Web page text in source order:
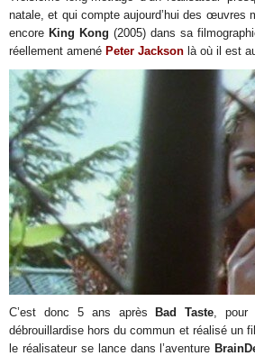
natale, et qui compte aujourd’hui des œuvres
encore King Kong (2005) dans sa
réellement amené Peter Jackson là où il est
C’est donc 5 ans après Bad Taste, pour
débrouillardise hors du commun et réalisé un
le réalisateur se lance dans l’aventure